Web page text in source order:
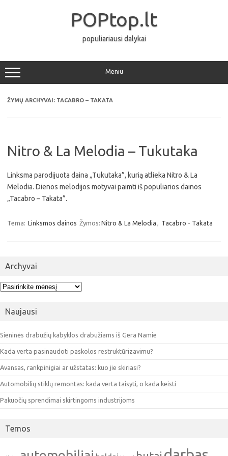
POPtop.lt
populiariausi dalykai
Meniu
ŽYMŲ ARCHYVAI: TACABRO – TAKATA
Nitro & La Melodia – Tukutaka
Linksma parodijuota daina „Tukutaka”, kurią atlieka Nitro & La
Melodia. Dienos melodijos motyvai paimti iš populiarios dainos
„Tacabro – Takata”.
Tema: Linksmos dainos Žymos: Nitro & La Melodia , Tacabro - Takata
Archyvai
Archyvai
Naujausi
Sieninės drabužių kabyklos drabužiams iš Gera Namie
Kada verta pasinaudoti paskolos restruktūrizavimu?
Avansas, rankpinigiai ar užstatas: kuo jie skiriasi?
Automobilių stiklų remontas: kada verta taisyti, o kada keisti
Pakuočių sprendimai skirtingoms industrijoms
Temos